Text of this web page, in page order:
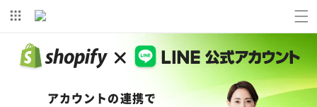
ンツに
進む
アカウントの連携で